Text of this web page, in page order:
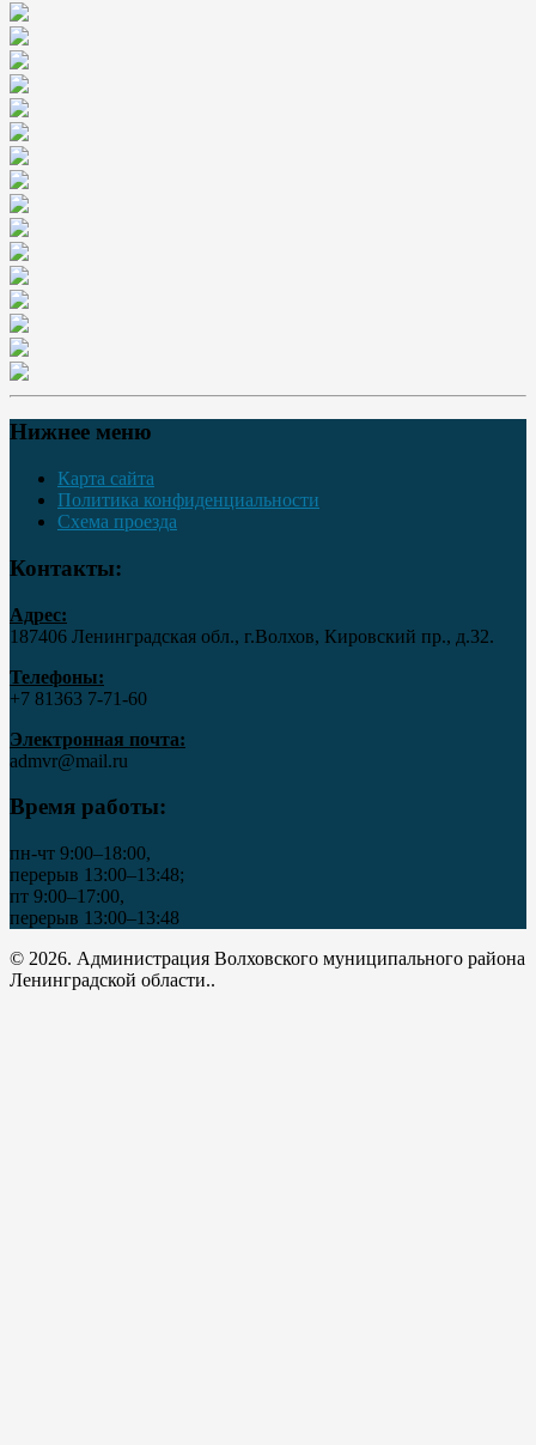
Нижнее меню
Карта сайта
Политика конфиденциальности
Схема проезда
Контакты:
Адрес:
187406 Ленинградская обл., г.Волхов, Кировский пр., д.32.
Телефоны:
+7 81363 7‑71-60
Электронная почта:
admvr@mail.ru
Время работы:
пн-чт 9:00–18:00,
перерыв 13:00–13:48;
пт 9:00–17:00,
перерыв 13:00–13:48
© 2026. Администрация Волховского муниципального района
Ленинградской области..